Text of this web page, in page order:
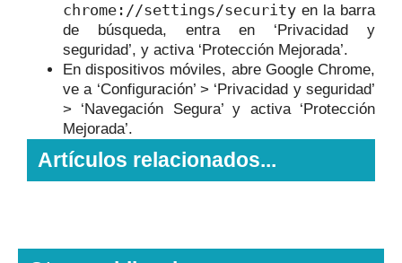
chrome://settings/security en la barra
de búsqueda, entra en ‘Privacidad y
seguridad’, y activa ‘Protección Mejorada’.
En dispositivos móviles, abre Google Chrome,
ve a ‘Configuración’ > ‘Privacidad y seguridad’
> ‘Navegación Segura’ y activa ‘Protección
Mejorada’.
Artículos relacionados...